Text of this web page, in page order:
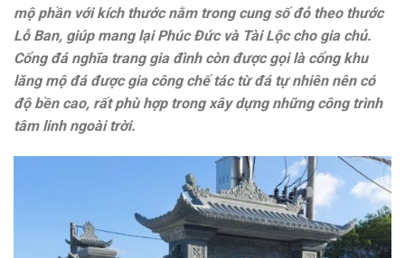
mộ phần với kích thước nằm trong cung số đỏ theo thước
Lỗ Ban, giúp mang lại Phúc Đức và Tài Lộc cho gia chủ.
Cổng đá nghĩa trang gia đình còn được gọi là cổng khu
lăng mộ đá được gia công chế tác từ đá tự nhiên nên có
độ bền cao, rất phù hợp trong xây dựng những công trình
tâm linh ngoài trời.